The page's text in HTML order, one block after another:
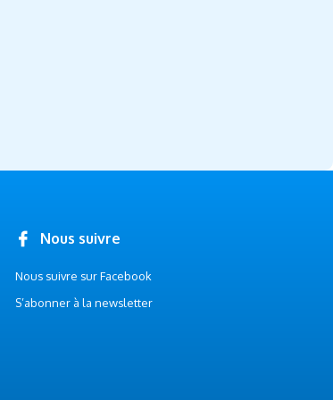
Nous suivre
Nous suivre sur Facebook
S’abonner à la newsletter